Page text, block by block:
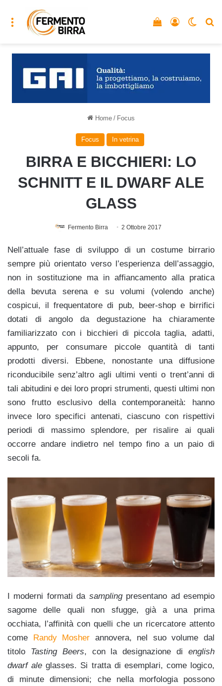
Menu Accedi
Vedi il carrello
Home / Focus
Focus In vetrina
BIRRA E BICCHIERI: LO
SCHNITT E IL DWARF ALE
GLASS
Fermento Birra 2 Ottobre 2017
Nell’attuale fase di sviluppo di un costume birrario
sempre più orientato verso l’esperienza dell’assaggio,
non in sostituzione ma in affiancamento alla pratica
della bevuta serena e su volumi (volendo anche)
cospicui, il frequentatore di pub, beer-shop e birrifici
dotati di angolo da degustazione ha chiaramente
familiarizzato con i bicchieri di piccola taglia, adatti,
appunto, per consumare piccole quantità di tanti
prodotti diversi. Ebbene, nonostante una diffusione
riconducibile senz’altro agli ultimi venti o trent’anni di
tali abitudini e dei loro propri strumenti, questi ultimi non
sono frutto esclusivo della contemporaneità: hanno
invece loro specifici antenati, ciascuno con rispettivi
periodi di massimo splendore, per risalire ai quali
occorre andare indietro nel tempo fino a un paio di
secoli fa.
I moderni formati da samplingpresentano ad esempio
sagome delle quali non sfugge, già a una prima
occhiata, l’affinità con quelli che un ricercatore attento
come
Randy Mosher annovera, nel suo volume dal
titolo Tasting Beers, con la designazione dienglish
dwarf ale glasses. Si tratta di esemplari, come logico,
di minute dimensioni; che nella morfologia possono